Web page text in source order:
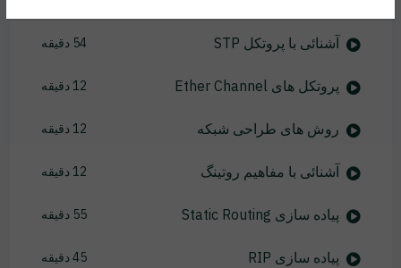
آشنائی با پروتکل STP 54 دقیقه
پروتکل های Ether Channel 12 دقیقه
روش های طراحی شبکه 12 دقیقه
آشنائی با مفاهیم روتینگ 12 دقیقه
پیاده سازی Static Routing 55 دقیقه
پیاده سازی RIP 45 دقیقه